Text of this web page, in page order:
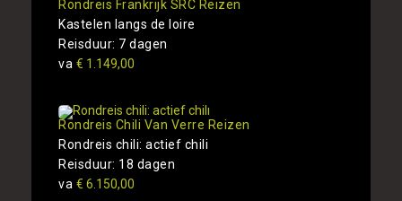
Rondreis Frankrijk SRC Reizen
Kastelen langs de loire
Reisduur: 7 dagen
va € 1.149,00
Rondreis Chili Van Verre Reizen
Rondreis chili: actief chili
Reisduur: 18 dagen
va € 6.150,00